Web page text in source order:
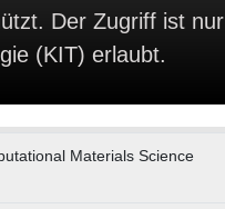
Der Zugriff ist nur
(KIT) erlaubt.
Materials Science